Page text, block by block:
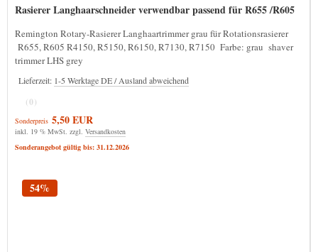
Rasierer Langhaarschneider verwendbar passend für R655 /R605
Remington Rotary-Rasierer Langhaartrimmer grau für Rotationsrasierer
R655, R605 R4150, R5150, R6150, R7130, R7150 Farbe: grau shaver
trimmer LHS grey
Lieferzeit: 1-5 Werktage DE / Ausland abweichend
(0)
Sonderpreis 5,50 EUR
inkl. 19 % MwSt. zzgl. Versandkosten
Sonderangebot gültig bis: 31.12.2026
54%